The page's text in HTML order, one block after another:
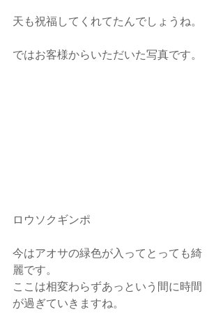
天も祝福してくれてたんでしょうね。
ではお客様からいただいた写真です。
ロウソクギンポ
今はアオサの緑色が入ってとっても綺
麗です。
ここは相変わらずあっという間に時間
が過ぎていきますね。